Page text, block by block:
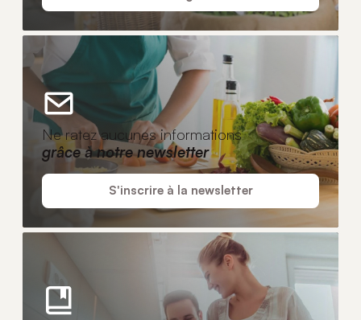
Ne ratez aucunes informations
grâce à notre newsletter
S'inscrire à la newsletter